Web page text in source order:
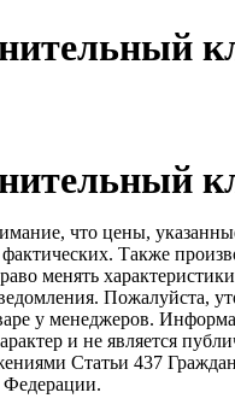
что цены,
фактических. Также
менять
Пожалуйста,
у менеджеров.
и не является
Статьи 437
Федерации.